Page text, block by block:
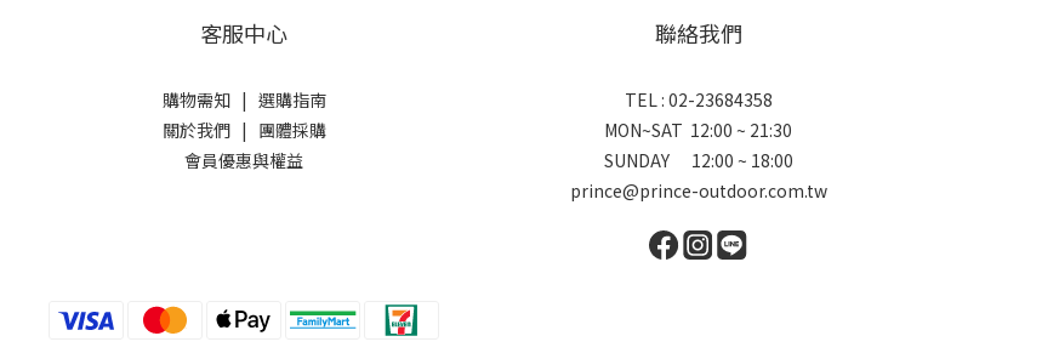
客服中心
購物需知| 選購指南
關於我們| 團體採購
會員優惠與權益
聯絡我們
TEL : 02-23684358
MON~SAT 12:00 ~ 21:30
SUNDAY 12:00 ~ 18:00
prince@prince-outdoor.com.tw